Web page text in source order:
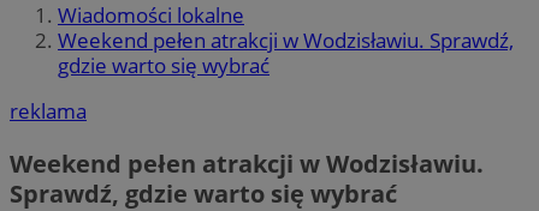
Wiadomości lokalne
Weekend pełen atrakcji w Wodzisławiu. Sprawdź,
gdzie warto się wybrać
reklama
Weekend pełen atrakcji w Wodzisławiu.
Sprawdź, gdzie warto się wybrać